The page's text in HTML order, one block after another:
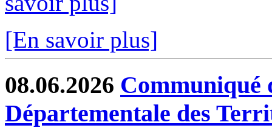
[En savoir plus]
08.06.2026 Communiqué
Départementale des